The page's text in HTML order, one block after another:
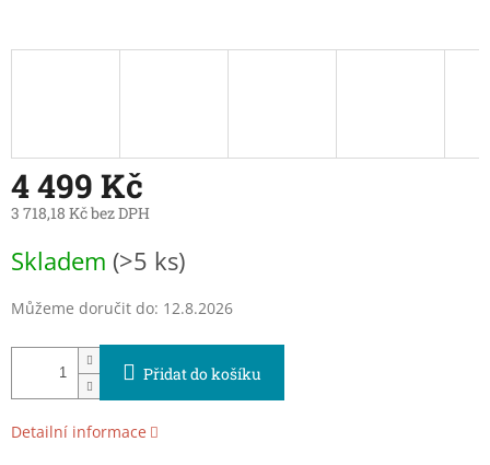
4 499 Kč
3 718,18 Kč bez DPH
cena:
Skladem (>5 ks)
Můžeme doručit do: 12.8.2026
Přidat do košíku
Detailní informace